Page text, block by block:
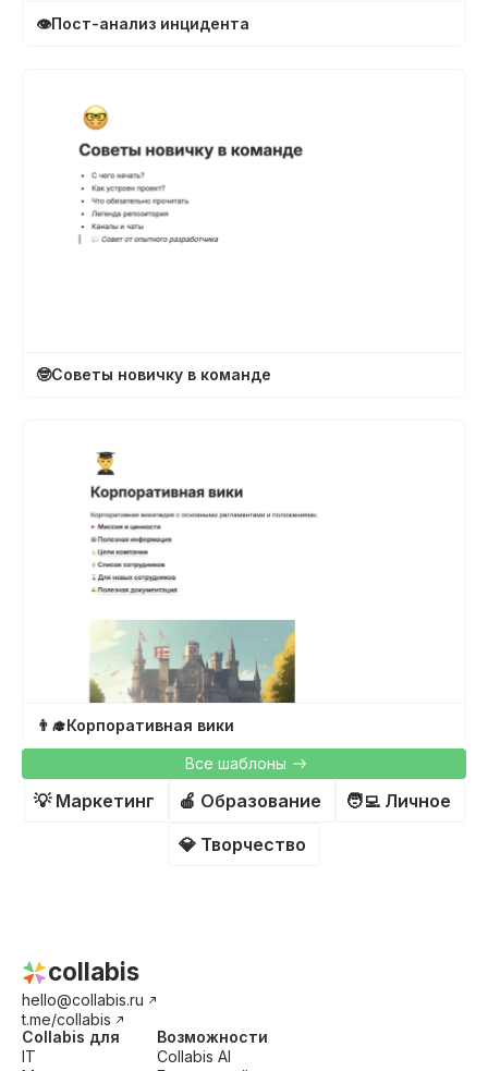
👁️Пост-анализ инцидента
🤓Советы новичку в команде
👨‍🎓Корпоративная вики
Все шаблоны
💡 Маркетинг 🍎 Образование 🧑‍💻 Личное
💎 Творчество
collabis
hello@collabis.ru
t.me/collabis
Collabis для
IT
Возможности
Collabis AI